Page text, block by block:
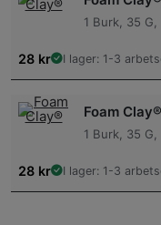
1 Burk, 35
28 kr I lager: 1-3
Foam Clay®
1 Burk, 35
28 kr I lager: 1-3